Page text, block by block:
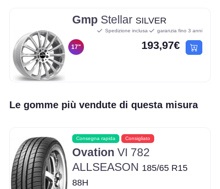
Gmp Stellar SILVER
17"
Spedizione inclusa garanzia fino 3 anni
193,97€
Le gomme più vendute di questa misura
Consegna rapida Consigliato
Ovation VI 782
ALLSEASON 185/65 R15
88H